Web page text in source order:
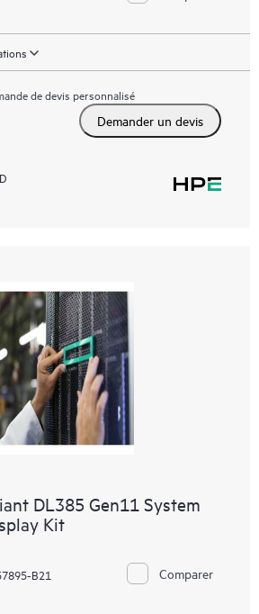
de devis personnalisé
Demander un devis
DL385 Gen11 System
Kit
B21 Comparer